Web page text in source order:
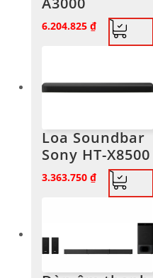
6.204.825 ₫
Loa Soundbar
Sony HT-X8500
3.363.750 ₫